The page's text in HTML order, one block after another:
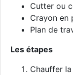
Cutter ou
Crayon en
Plan de
Les étapes
Chauffer